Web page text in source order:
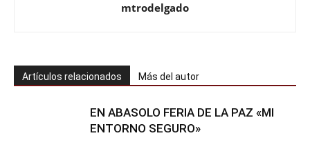
mtrodelgado
Artículos relacionados Más del autor
EN ABASOLO FERIA DE LA PAZ «MI
ENTORNO SEGURO»